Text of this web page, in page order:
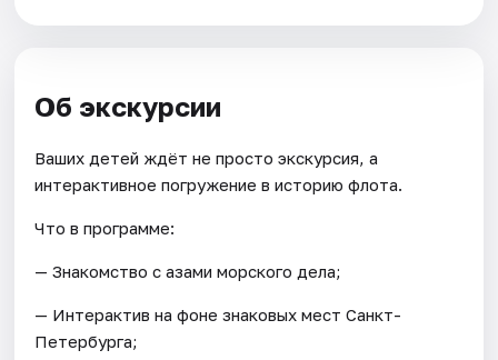
Об экскурсии
Ваших детей ждёт не просто экскурсия, а
интерактивное погружение в историю флота.
Что в программе:
— Знакомство с азами морского дела;
— Интерактив на фоне знаковых мест Санкт-
Петербурга;